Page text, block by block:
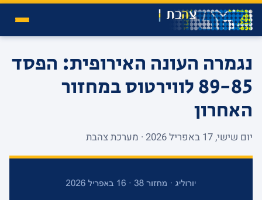
נגמרה העונה האירופית: הפסד
89-85 לווירטוס במחזור
האחרון
יום שישי, 17 באפריל 2026 · מערכת צהבת